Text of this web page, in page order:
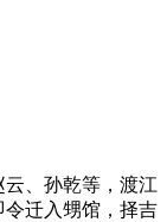
、孙乾等，渡江
迁入甥馆，择吉